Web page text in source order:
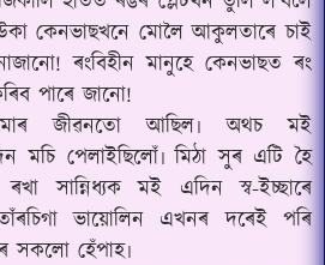
কেনভাছখনে মোলৈ আকুলতাৰে চাই
ৰংবিহীন মানুহে কেনভাছত ৰং
পাৰে জানো!
জীৱনতো আছিল৷ অথচ মই
মচি পেলাইছিলোঁ৷ মিঠা সুৰ এটি হৈ
সান্নিধ্যক মই এদিন স্ব-ইচ্ছাৰে
ভায়োলিন এখনৰ দৰেই পৰি
সকলো হেঁপাহ৷